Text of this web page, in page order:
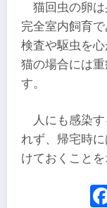
猫回虫の卵は
完全室内飼育
検査や駆虫を
猫の場合には
す。
人にも感染
れず、帰宅時
けておくことを